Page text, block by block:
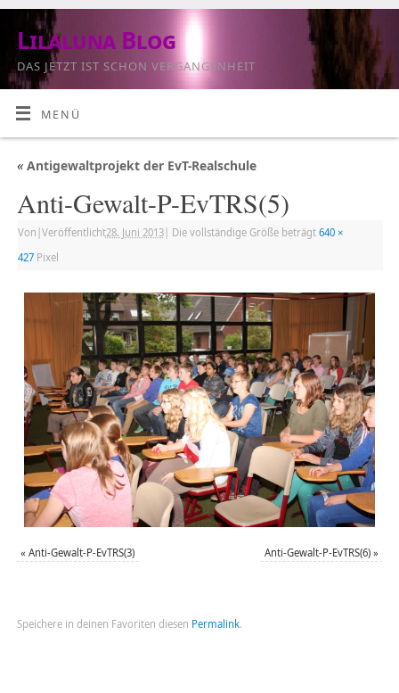
Lilaluna Blog
DAS JETZT IST SCHON VERGANGENHEIT
MENÜ
«Antigewaltprojekt der EvT-Realschule
Anti-Gewalt-P-EvTRS(5)
Von Veröffentlicht28. Juni 2013| Die vollständige Größe beträgt 640 ×
427Pixel
« Anti-Gewalt-P-EvTRS(3) Anti-Gewalt-P-EvTRS(6) »
Speichere in deinen Favoriten diesen Permalink.